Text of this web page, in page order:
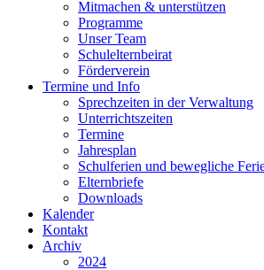
Mitmachen & unterstützen
Programme
Unser Team
Schulelternbeirat
Förderverein
Termine und Info
Sprechzeiten in der Verwaltung
Unterrichtszeiten
Termine
Jahresplan
Schulferien und bewegliche
Elternbriefe
Downloads
Kalender
Kontakt
Archiv
2024